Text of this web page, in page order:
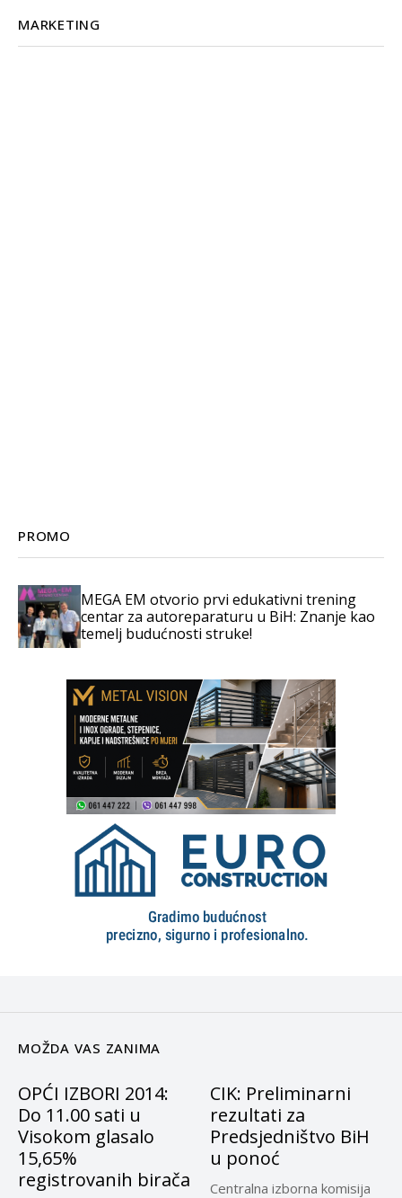
MARKETING
PROMO
MEGA EM otvorio prvi edukativni trening
centar za autoreparaturu u BiH: Znanje kao
temelj budućnosti struke!
MOŽDA VAS ZANIMA
OPĆI IZBORI 2014:
Do 11.00 sati u
Visokom glasalo
15,65%
registrovanih birača
CIK: Preliminarni
rezultati za
Predsjedništvo BiH
u ponoć
Centralna izborna komisija